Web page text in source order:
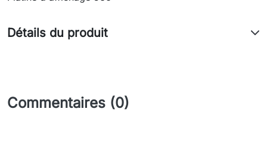
Détails du produit
Commentaires (0)